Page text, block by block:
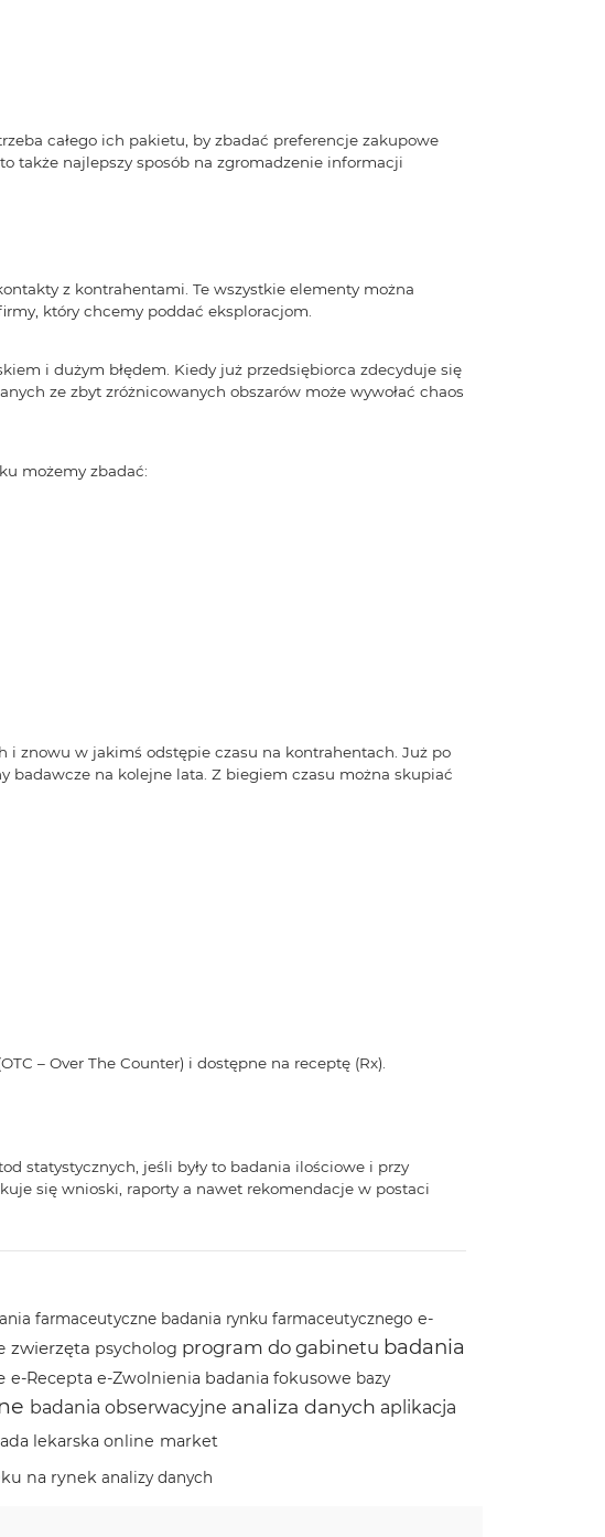
całego ich pakietu, by zbadać preferencje zakupowe
także najlepszy sposób na zgromadzenie informacji
z kontrahentami. Te wszystkie elementy można
który chcemy poddać eksploracjom.
i dużym błędem. Kiedy już przedsiębiorca zdecyduje się
ze zbyt zróżnicowanych obszarów może wywołać chaos
możemy zbadać:
znowu w jakimś odstępie czasu na kontrahentach. Już po
badawcze na kolejne lata. Z biegiem czasu można skupiać
– Over The Counter) i dostępne na receptę (Rx).
statystycznych, jeśli były to badania ilościowe i przy
się wnioski, raporty a nawet rekomendacje w postaci
farmaceutyczne badania rynku farmaceutycznego e-
zwierzęta psycholog program do gabinetu badania
e-Recepta e-Zwolnienia badania fokusowe bazy
badania obserwacyjne analiza danych aplikacja
lekarska online market
na rynek analizy danych